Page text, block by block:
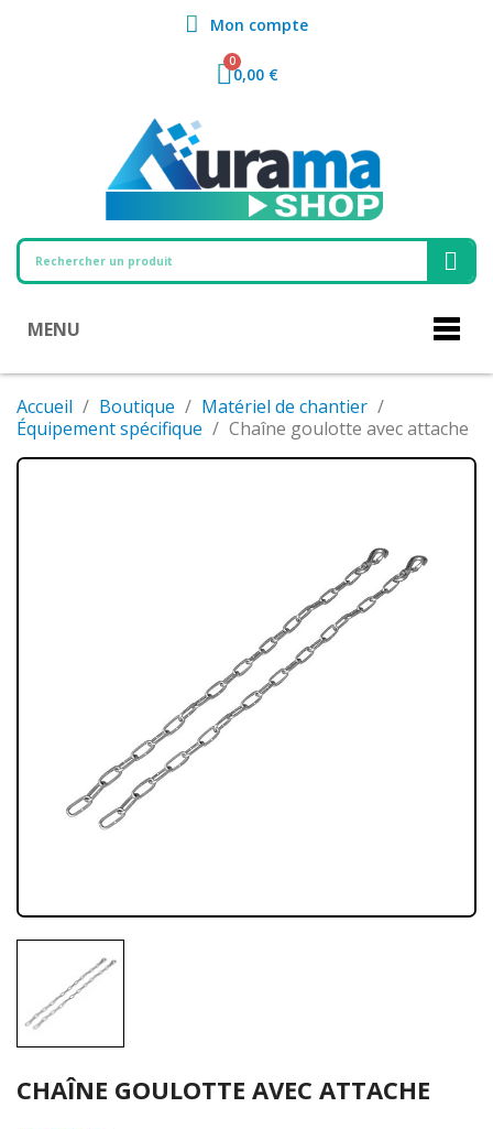
Mon compte
0,00 €
MENU
Accueil Boutique
Matériel de chantier
Équipement spécifique
Chaîne goulotte avec attache
CHAÎNE GOULOTTE AVEC ATTACHE